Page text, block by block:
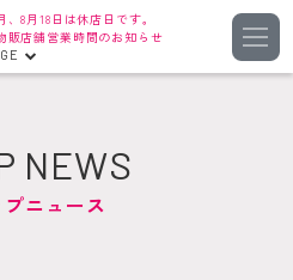
、8月18日は休店日です。
販店舗営業時間のお知らせ
NEWS
プニュース